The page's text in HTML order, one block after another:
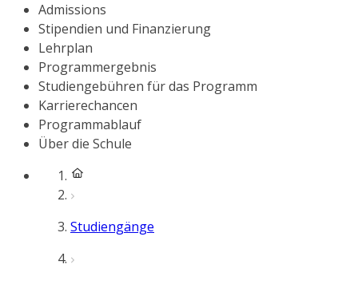
Admissions
Stipendien und Finanzierung
Lehrplan
Programmergebnis
Studiengebühren für das Programm
Karrierechancen
Programmablauf
Über die Schule
Studiengänge